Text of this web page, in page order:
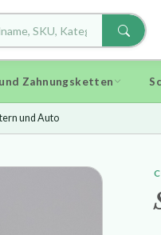
Zahnungsketten
und Auto